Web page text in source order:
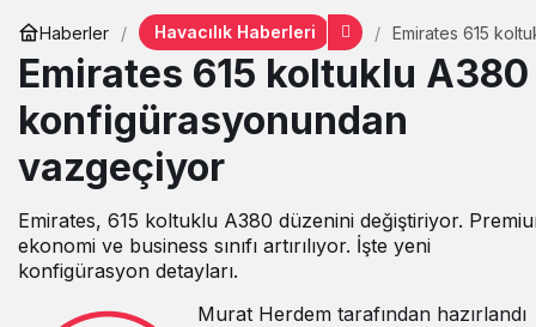
Haberler Havacılık Haberleri
Emirates 615
vazgeçiyor
Emirates 615 koltuklu A380
konfigürasyonundan
vazgeçiyor
Emirates, 615 koltuklu A380 düzenini değiştiriyor.
ekonomi ve business sınıfı artırılıyor. İşte yeni
konfigürasyon detayları.
Murat Herdem tarafından hazırlandı